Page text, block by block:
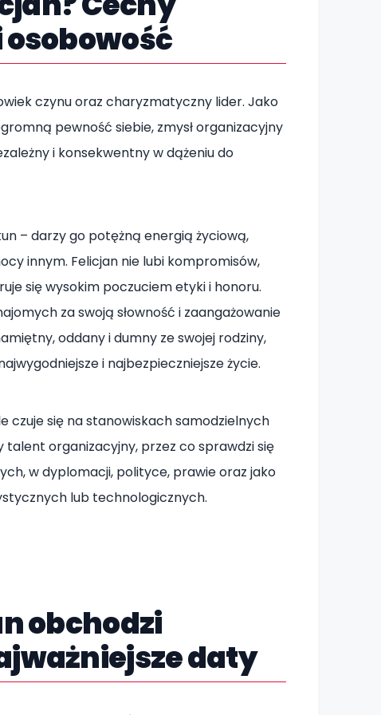
czynu oraz charyzmatyczny lider. Jako
pewność siebie, zmysł organizacyjny
i konsekwentny w dążeniu do
– darzy go potężną energią życiową,
innym. Felicjan nie lubi kompromisów,
się wysokim poczuciem etyki i honoru.
za swoją słowność i zaangażowanie
oddany i dumny ze swojej rodziny,
i najbezpieczniejsze życie.
czuje się na stanowiskach samodzielnych
talent organizacyjny, przez co sprawdzi się
w dyplomacji, polityce, prawie oraz jako
lub technologicznych.
obchodzi
daty